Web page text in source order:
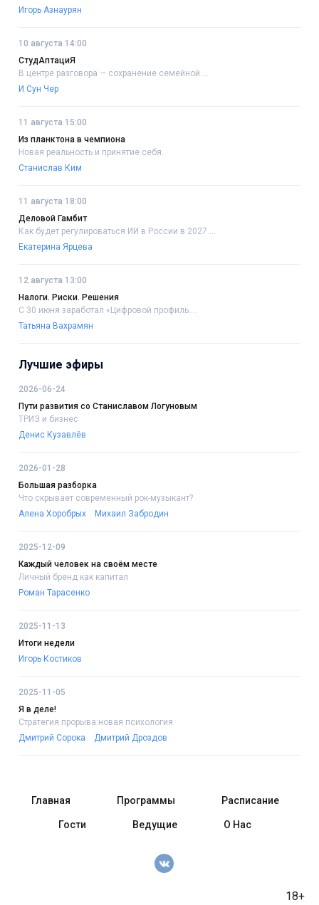
Игорь Азнаурян
10 августа 14:00
СтудАптациЯ
В центре разговора — сохранение семейной....
И Сун Чер
11 августа 15:00
Из планктона в чемпиона
Новая реальность и принятие себя..
Станислав Ким
11 августа 18:00
Деловой Гамбит
Как будет регулироваться ИИ в России в 2027....
Екатерина Ярцева
12 августа 13:00
Налоги. Риски. Решения
С 30 июня заработал «Цифровой профиль....
Татьяна Вахрамян
Лучшие эфиры
2026-06-24
Пути развития со Станиславом Логуновым
ТРИЗ и бизнес
Денис Кузавлёв
2026-01-28
Большая разборка
Что скрывает современный рок-музыкант?
Алена Хоробрых
Михаил Забродин
2025-12-09
Каждый человек на своём месте
Личный бренд как капитал
Роман Тарасенко
2025-11-13
Итоги недели
Игорь Костиков
2025-11-05
Я в деле!
Стратегия прорыва:новая психология
Дмитрий Сорока
Дмитрий Дроздов
18+
Главная Программы Расписание
Гости Ведущие О Нас